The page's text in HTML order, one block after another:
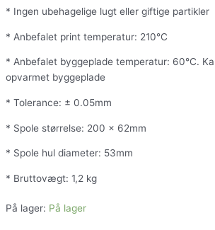
* Ingen ubehagelige lugt eller giftige partikler
* Anbefalet print temperatur: 210°C
* Anbefalet byggeplade temperatur: 60°C.
opvarmet byggeplade
* Tolerance: ± 0.05mm
* Spole størrelse: 200 x 62mm
* Spole hul diameter: 53mm
* Bruttovægt: 1,2 kg
På lager: På lager